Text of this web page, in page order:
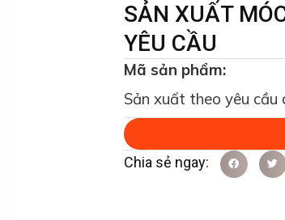
SẢN XUẤT
YÊU CẦU
Mã sản phẩm:
Sản xuất theo yêu cầu